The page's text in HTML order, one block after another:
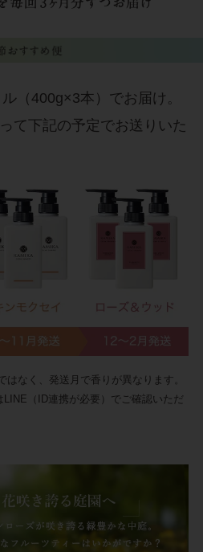
（400g×3本）でお届け。
て下記の予定でお送りいた
なく、発送月で香りが異なります。
（ID連携が必要）でご確認いただ